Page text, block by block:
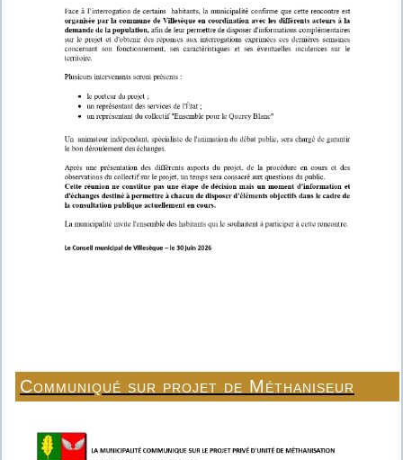
Communiqué sur projet de Méthaniseur